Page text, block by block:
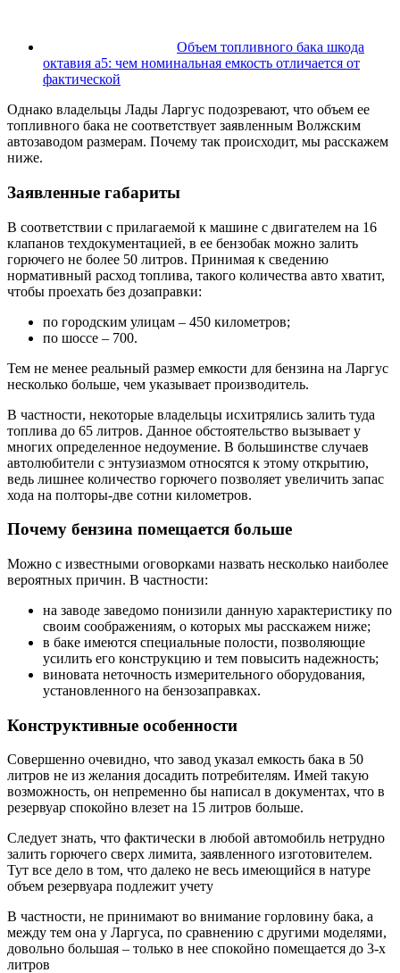
Объем топливного бака шкода
октавия а5: чем номинальная емкость отличается от
фактической
Однако владельцы Лады Ларгус подозревают, что объем ее
топливного бака не соответствует заявленным Волжским
автозаводом размерам. Почему так происходит, мы расскажем
ниже.
Заявленные габариты
В соответствии с прилагаемой к машине с двигателем на 16
клапанов техдокументацией, в ее бензобак можно залить
горючего не более 50 литров. Принимая к сведению
нормативный расход топлива, такого количества авто хватит,
чтобы проехать без дозаправки:
по городским улицам – 450 километров;
по шоссе – 700.
Тем не менее реальный размер емкости для бензина на Ларгус
несколько больше, чем указывает производитель.
В частности, некоторые владельцы исхитрялись залить туда
топлива до 65 литров. Данное обстоятельство вызывает у
многих определенное недоумение. В большинстве случаев
автолюбители с энтузиазмом относятся к этому открытию,
ведь лишнее количество горючего позволяет увеличить запас
хода на полторы-две сотни километров.
Почему бензина помещается больше
Можно с известными оговорками назвать несколько наиболее
вероятных причин. В частности:
на заводе заведомо понизили данную характеристику по
своим соображениям, о которых мы расскажем ниже;
в баке имеются специальные полости, позволяющие
усилить его конструкцию и тем повысить надежность;
виновата неточность измерительного оборудования,
установленного на бензозаправках.
Конструктивные особенности
Совершенно очевидно, что завод указал емкость бака в 50
литров не из желания досадить потребителям. Имей такую
возможность, он непременно бы написал в документах, что в
резервуар спокойно влезет на 15 литров больше.
Следует знать, что фактически в любой автомобиль нетрудно
залить горючего сверх лимита, заявленного изготовителем.
Тут все дело в том, что далеко не весь имеющийся в натуре
объем резервуара подлежит учету
В частности, не принимают во внимание горловину бака, а
между тем она у Ларгуса, по сравнению с другими моделями,
довольно большая – только в нее спокойно помещается до 3-х
литров